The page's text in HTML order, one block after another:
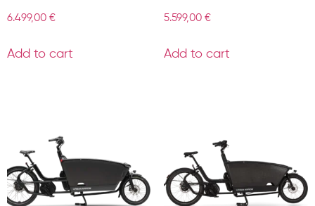
6.499,00 €
Add to cart
5.599,00 €
Add to cart